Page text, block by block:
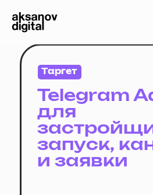
Telegram
для
запуск,
и заявки
Таргет